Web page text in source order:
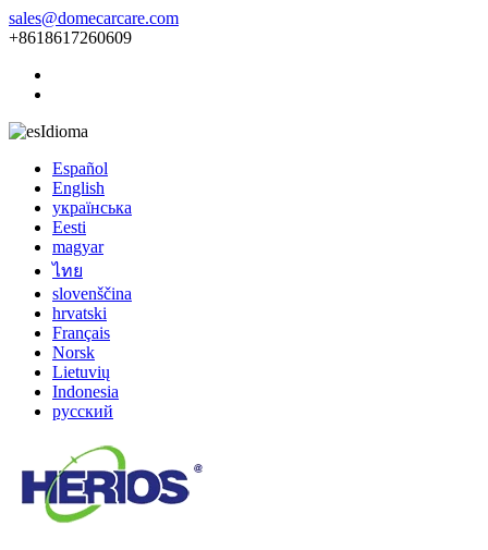
sales@domecarcare.com
+8618617260609
Idioma
Español
English
українська
Eesti
magyar
ไทย
slovenščina
hrvatski
Français
Norsk
Lietuvių
Indonesia
русский